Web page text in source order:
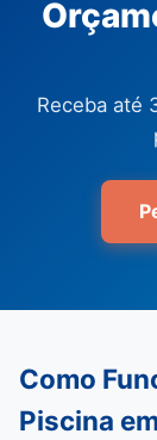
Receba até
Como
Piscina